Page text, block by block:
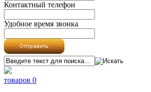
Контактный телефон
Удобное время звонка
товаров 0